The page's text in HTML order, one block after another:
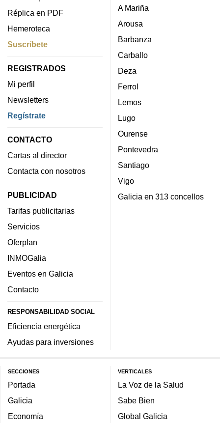
Réplica en PDF
Hemeroteca
Suscríbete
REGISTRADOS
Mi perfil
Newsletters
Regístrate
CONTACTO
Cartas al director
Contacta con nosotros
PUBLICIDAD
Tarifas publicitarias
Servicios
Oferplan
INMOGalia
Eventos en Galicia
Contacto
RESPONSABILIDAD SOCIAL
Eficiencia energética
Ayudas para inversiones
A Mariña
Arousa
Barbanza
Carballo
Deza
Ferrol
Lemos
Lugo
Ourense
Pontevedra
Santiago
Vigo
Galicia en 313 concellos
SECCIONES
Portada
Galicia
Economía
VERTICALES
La Voz de la Salud
Sabe Bien
Global Galicia